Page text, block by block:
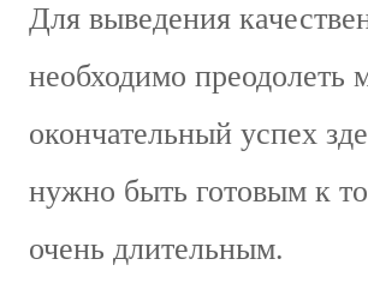
Для выведения
необходимо преодолеть
окончательный успех
нужно быть готовым к
очень длительным.